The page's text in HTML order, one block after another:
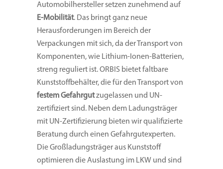
Automobilhersteller setzen zunehmend auf
E-Mobilität. Das bringt ganz neue
Herausforderungen im Bereich der
Verpackungen mit sich, da der Transport von
Komponenten, wie Lithium-Ionen-Batterien,
streng reguliert ist. ORBIS bietet faltbare
Kunststoffbehälter, die für den Transport von
festem Gefahrgutzugelassen und UN-
zertifiziert sind. Neben dem Ladungsträger
mit UN-Zertifizierung bieten wir qualifizierte
Beratung durch einen Gefahrgutexperten.
Die Großladungsträger aus Kunststoff
optimieren die Auslastung im LKW und sind